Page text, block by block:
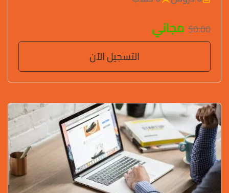
$0.00 مجاني
التسجيل الآن